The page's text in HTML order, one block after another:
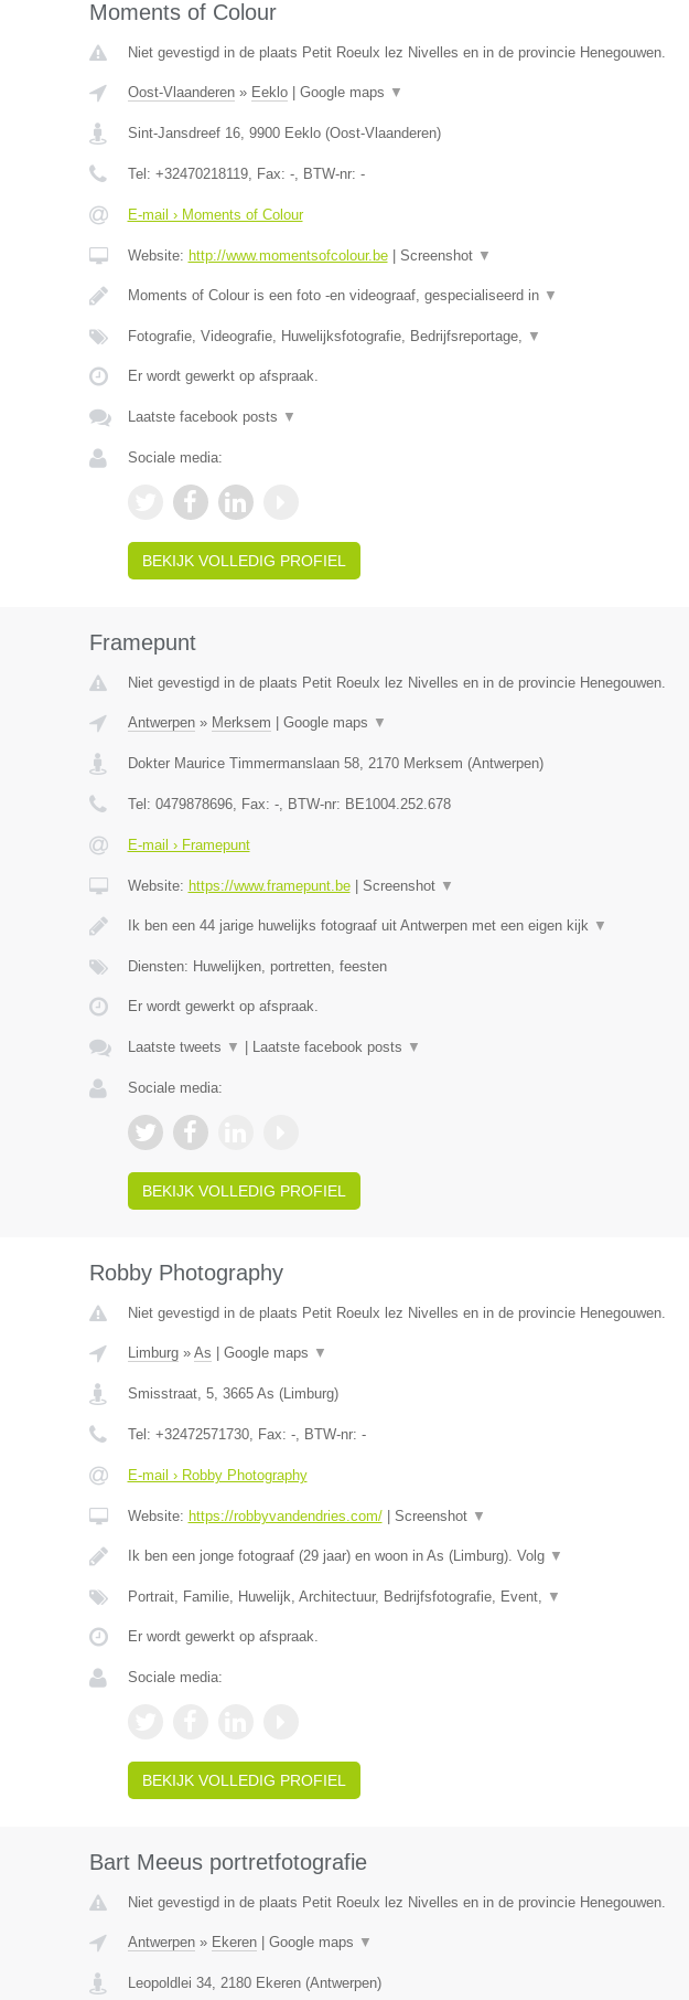
Moments of Colour
Niet gevestigd in de plaats Petit Roeulx lez Nivelles en in de provincie Henegouwen.
Oost-Vlaanderen» Eeklo| Google maps ▼
Sint-Jansdreef 16, 9900 Eeklo(Oost-Vlaanderen)
Tel: +32470218119, Fax: -, BTW-nr: -
E-mail › Moments of Colour
Website: http://www.momentsofcolour.be| Screenshot ▼
Moments of Colour is een foto -en videograaf, gespecialiseerd in ▼
Fotografie, Videografie, Huwelijksfotografie, Bedrijfsreportage, ▼
Er wordt gewerkt op afspraak.
Laatste facebook posts ▼
Sociale media:
BEKIJK VOLLEDIG PROFIEL
Framepunt
Niet gevestigd in de plaats Petit Roeulx lez Nivelles en in de provincie Henegouwen.
Antwerpen» Merksem Google maps ▼
Dokter Maurice Timmermanslaan 58, 2170 Merksem (Antwerpen)
Tel: 0479878696, Fax: -, BTW-nr: BE1004.252.678
E-mail › Framepunt
Website: https://www.framepunt.be| Screenshot ▼
Ik ben een 44 jarige huwelijks fotograaf uit Antwerpen met een eigen kijk ▼
Diensten: Huwelijken, portretten, feesten
Er wordt gewerkt op afspraak.
Laatste tweets ▼ Laatste facebook posts ▼
Sociale media:
BEKIJK VOLLEDIG PROFIEL
Robby Photography
Niet gevestigd in de plaats Petit Roeulx lez Nivelles en in de provincie Henegouwen.
Limburg» As Google maps ▼
Smisstraat, 5, 3665 As (Limburg)
Tel: +32472571730, Fax: -, BTW-nr: -
E-mail › Robby Photography
Website: https://robbyvandendries.com/| Screenshot ▼
Ik ben een jonge fotograaf (29 jaar) en woon in As (Limburg). Volg ▼
Portrait, Familie, Huwelijk, Architectuur, Bedrijfsfotografie, Event, ▼
Er wordt gewerkt op afspraak.
Sociale media:
BEKIJK VOLLEDIG PROFIEL
Bart Meeus portretfotografie
Niet gevestigd in de plaats Petit Roeulx lez Nivelles en in de provincie Henegouwen.
Antwerpen» Ekeren| Google maps ▼
Leopoldlei 34, 2180 Ekeren(Antwerpen)